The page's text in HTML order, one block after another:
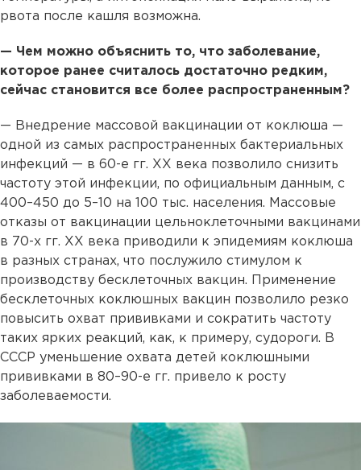
рвота после кашля возможна.
— Чем можно объяснить то, что заболевание,
которое ранее считалось достаточно редким,
сейчас становится все более распространенным?
— Внедрение массовой вакцинации от коклюша —
одной из самых распространенных бактериальных
инфекций — в 60-е гг. XX века позволило снизить
частоту этой инфекции, по официальным данным, с
400–450 до 5–10 на 100 тыс. населения. Массовые
отказы от вакцинации цельноклеточными вакцинами
в 70-х гг. XX века приводили к эпидемиям коклюша
в разных странах, что послужило стимулом к
производству бесклеточных вакцин. Применение
бесклеточных коклюшных вакцин позволило резко
повысить охват прививками и сократить частоту
таких ярких реакций, как, к примеру, судороги. В
СССР уменьшение охвата детей коклюшными
прививками в 80–90-е гг. привело к росту
заболеваемости.